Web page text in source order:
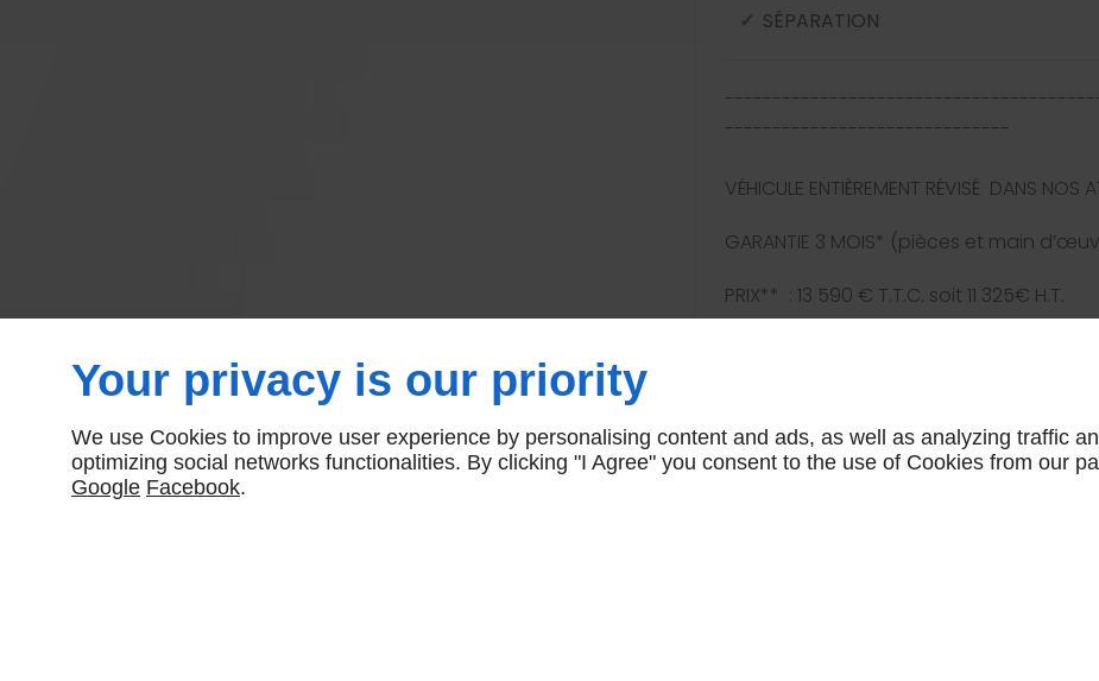
SÉPARATION
------------------------------
VÉHICULE ENTIÈREMENT RÉVISÉ DANS NOS
GARANTIE 3 MOIS* (pièces et main
PRIX** : 13 590 € T.T.C. soit 11 325€ H.T.
** Possibilité de FINANCEMENT
Your privacy is our priority
We use Cookies to improve user experience by personalising content and ads, as well as analyzing traffic
optimizing social networks functionalities. By clicking "I Agree" you consent to the use of Cookies from our
Google Facebook.